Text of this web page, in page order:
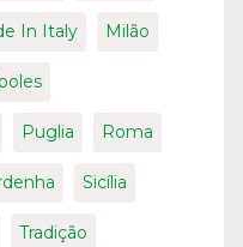
In Italy Milão
Puglia Roma
Sicília
Tradição